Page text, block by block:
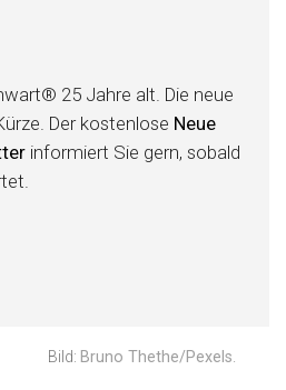
25 Jahre alt. Die neue
Der kostenlose Neue
informiert Sie gern, sobald
Bild: Bruno Thethe/Pexels.